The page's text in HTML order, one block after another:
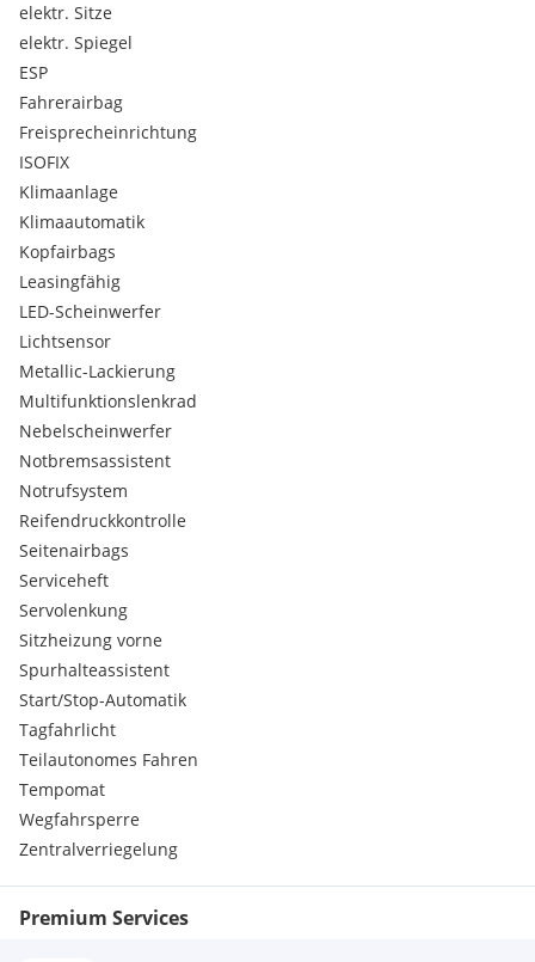
Verkehrszeichenerkennung
Müdigkeitserkennung
3-Punktgurte auf allen Sitzplätzen
Radio
Sitz-Fahrer höhenverstellbar
elektr. Sitze
elektr. Spiegel
ESP
Fahrerairbag
Freisprecheinrichtung
ISOFIX
Klimaanlage
Klimaautomatik
Kopfairbags
Leasingfähig
LED-Scheinwerfer
Lichtsensor
Metallic-Lackierung
Multifunktionslenkrad
Nebelscheinwerfer
Notbremsassistent
Notrufsystem
Reifendruckkontrolle
Seitenairbags
Serviceheft
Servolenkung
Sitzheizung vorne
Spurhalteassistent
Start/Stop-Automatik
Tagfahrlicht
Teilautonomes Fahren
Tempomat
Wegfahrsperre
Zentralverriegelung
Premium Services